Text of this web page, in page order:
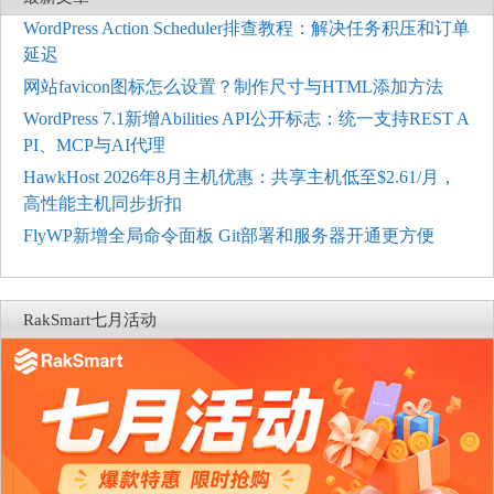
WordPress Action Scheduler排查教程：解决任务积压和订单
延迟
网站favicon图标怎么设置？制作尺寸与HTML添加方法
WordPress 7.1新增Abilities API公开标志：统一支持REST A
PI、MCP与AI代理
HawkHost 2026年8月主机优惠：共享主机低至$2.61/月，
高性能主机同步折扣
FlyWP新增全局命令面板 Git部署和服务器开通更方便
RakSmart七月活动